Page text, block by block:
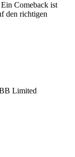
Comeback ist
den richtigen
Limited